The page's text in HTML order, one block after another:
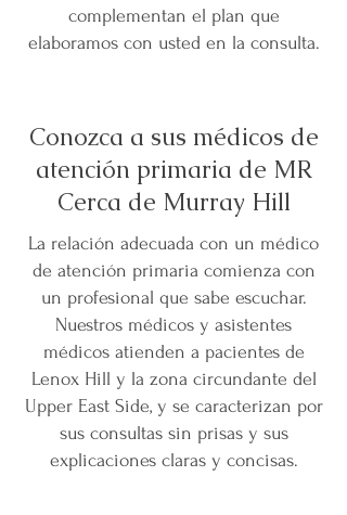
complementan el plan que
elaboramos con usted en la consulta.
Conozca a sus médicos de
atención primaria de MR
Cerca de Murray Hill
La relación adecuada con un médico
de atención primaria comienza con
un profesional que sabe escuchar.
Nuestros médicos y asistentes
médicos atienden a pacientes de
Lenox Hill y la zona circundante del
Upper East Side, y se caracterizan por
sus consultas sin prisas y sus
explicaciones claras y concisas.